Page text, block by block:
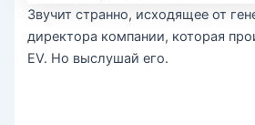
Звучит странно, исходящее от
директора компании, которая
EV. Но выслушай его.